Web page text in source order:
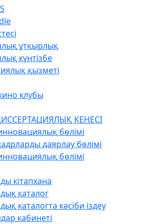
ұтқырлық
күнтізбе
қызметі
клубы
КЕҢЕСІ
бөлімі
даярлау бөлімі
бөлімі
кітапхана
каталог
каталогта кәсіби іздеу
кабинеті